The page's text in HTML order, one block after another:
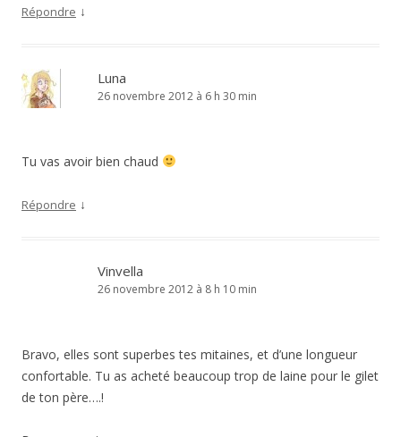
Répondre ↓
Luna
26 novembre 2012 à 6 h 30 min
Tu vas avoir bien chaud
Répondre ↓
Vinvella
26 novembre 2012 à 8 h 10 min
Bravo, elles sont superbes tes mitaines, et d’une longueur
confortable. Tu as acheté beaucoup trop de laine pour le gilet
de ton père….!